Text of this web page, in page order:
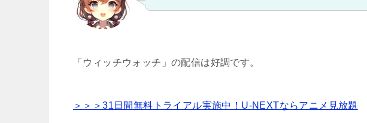
「ウィッチウォッチ」の配信は好調です。
＞＞＞31日間無料トライアル実施中！U-NEXTならアニメ見放題